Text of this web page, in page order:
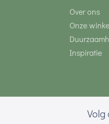
Over ons
Onze
Inspiratie
Volg